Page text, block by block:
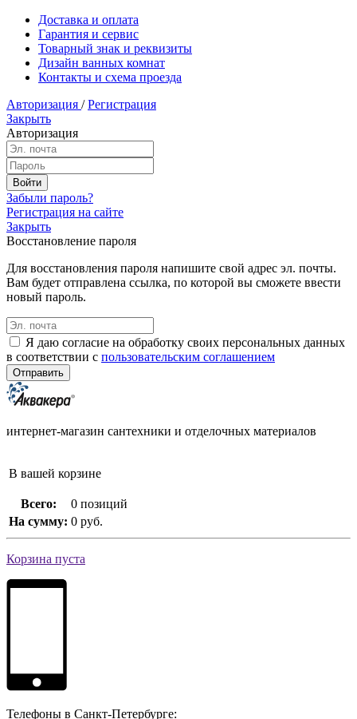
Доставка и оплата
Гарантия и сервис
Товарный знак и реквизиты
Дизайн ванных комнат
Контакты и схема проезда
Авторизация / Регистрация
Закрыть
Авторизация
Забыли пароль?
Регистрация на сайте
Закрыть
Восстановление пароля
Для восстановления пароля напишите свой адрес эл. почты.
Вам будет отправлена ссылка, по которой вы сможете ввести
новый пароль.
Я даю согласие на обработку своих персональных данных
в соответствии с пользовательским соглашением
интернет-магазин сантехники и отделочных материалов
В вашей корзине
Всего:
0 позиций
На сумму: 0 руб.
Корзина пуста
Телефоны в Санкт-Петербурге: